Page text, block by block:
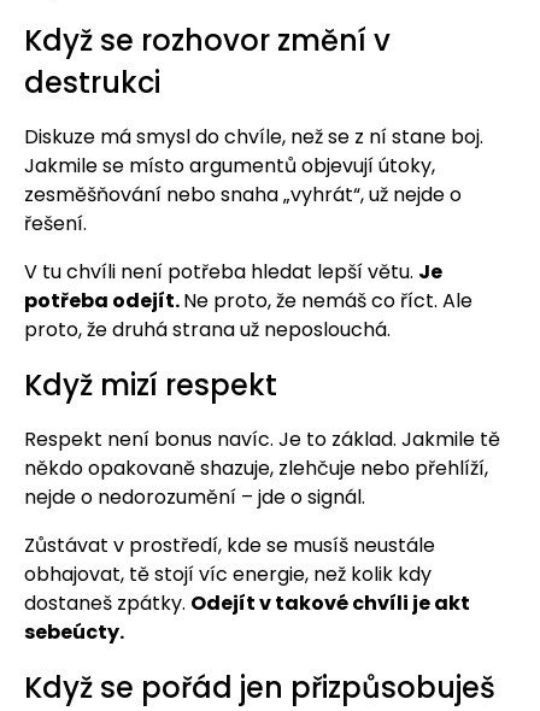
Když se rozhovor změní v
destrukci
Diskuze má smysl do chvíle, než se z ní stane boj.
Jakmile se místo argumentů objevují útoky,
zesměšňování nebo snaha „vyhrát“, už nejde o
řešení.
V tu chvíli není potřeba hledat lepší větu. Je
potřeba odejít.Ne proto, že nemáš co říct. Ale
proto, že druhá strana už neposlouchá.
Když mizí respekt
Respekt není bonus navíc. Je to základ. Jakmile tě
někdo opakovaně shazuje, zlehčuje nebo přehlíží,
nejde o nedorozumění – jde o signál.
Zůstávat v prostředí, kde se musíš neustále
obhajovat, tě stojí víc energie, než kolik kdy
dostaneš zpátky. Odejít v takové chvíli je akt
sebeúcty.
Když se pořád jen přizpůsobuješ